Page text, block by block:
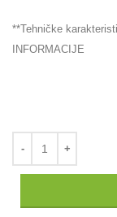
**Tehničke
INFORMACIJE